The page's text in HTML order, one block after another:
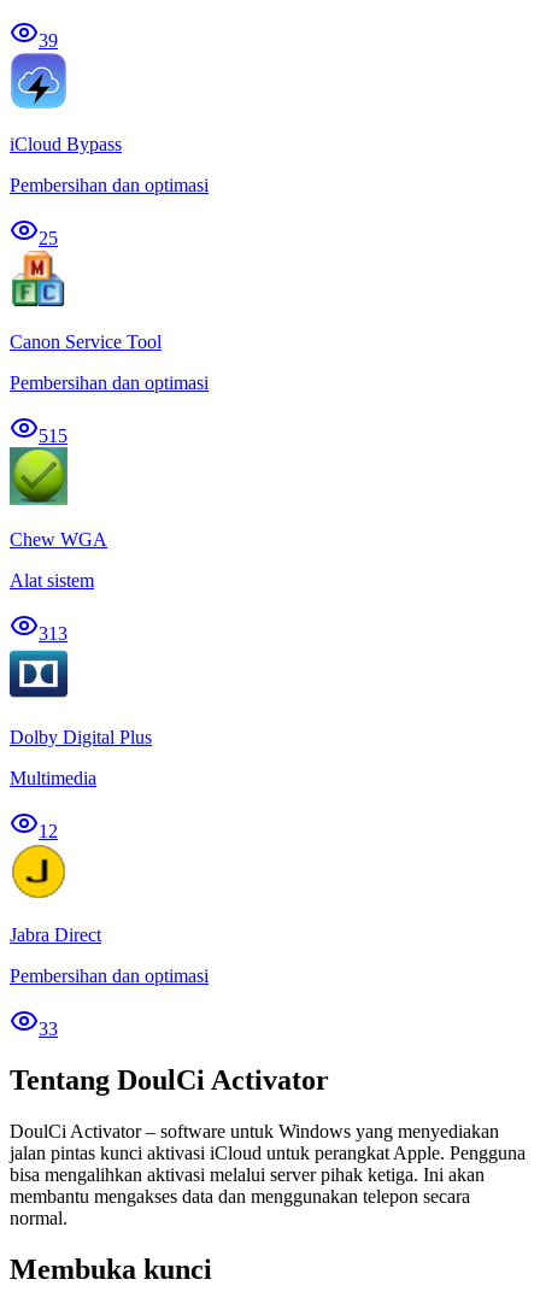
39
iCloud Bypass
Pembersihan dan optimasi
25
Canon Service Tool
Pembersihan dan optimasi
515
Chew WGA
Alat sistem
313
Dolby Digital Plus
Multimedia
12
Jabra Direct
Pembersihan dan optimasi
33
Tentang DoulCi Activator
DoulCi Activator – software untuk Windows yang menyediakan
jalan pintas kunci aktivasi iCloud untuk perangkat Apple. Pengguna
bisa mengalihkan aktivasi melalui server pihak ketiga. Ini akan
membantu mengakses data dan menggunakan telepon secara
normal.
Membuka kunci